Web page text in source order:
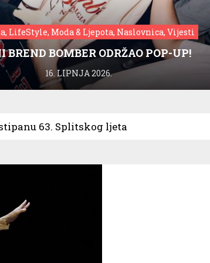
LifeStyle, Moda & Ljepota, Naslovnica, Vijesti
BREND BOMBER ODRŽAO POP-UP!
16. LIPNJA 2026.
63. Splitskog ljeta